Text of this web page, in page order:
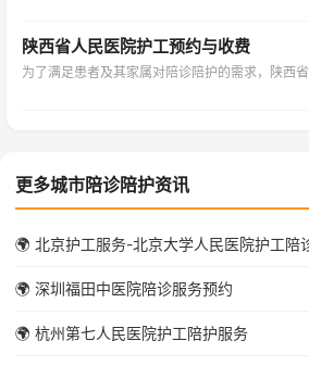
陕西省人民医院护工预约与收费
为了满足患者及其家属对陪诊陪护的需求，陕西
更多城市陪诊陪护资讯
🌍 北京护工服务-北京大学人民医院护工陪
🌍 深圳福田中医院陪诊服务预约
🌍 杭州第七人民医院护工陪护服务